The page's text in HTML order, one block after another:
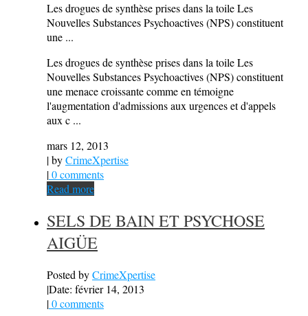
Les drogues de synthèse prises dans la toile Les
Nouvelles Substances Psychoactives (NPS) constituent
une ...
Les drogues de synthèse prises dans la toile Les
Nouvelles Substances Psychoactives (NPS) constituent
une menace croissante comme en témoigne
l'augmentation d'admissions aux urgences et d'appels
aux c ...
mars 12, 2013
| byCrimeXpertise
|0 comments
Read more
SELS DE BAIN ET PSYCHOSE
AIGÜE
Posted byCrimeXpertise
|Date: février 14, 2013
|0 comments